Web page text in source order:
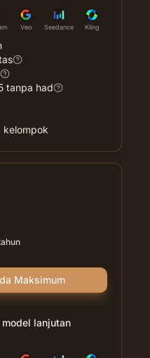
Veo Seedance Kling
tanpa had
kelompok
Maksimum
lanjutan